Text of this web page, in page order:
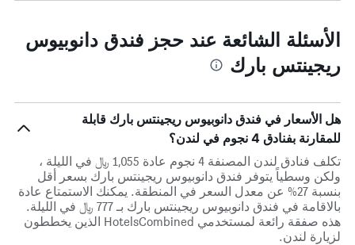
الأسئلة الشائعة عند حجز فندق دانوبيوس
ريجينتس بارك
هل الأسعار في فندق دانوبيوس ريجينتس بارك قابلة
للمقارنة بفنادق 4 نجوم في لندن؟
تكلف فنادق لندن المصنفة 4 نجوم عادة 1,055 ﷼ في الليلة ،
ولكن وسطياً يتوفر فندق دانوبيوس ريجينتس بارك بسعر أقل
بنسبة 27% عن معدل السعر في المنطقة. يمكنك الاستمتاع عادة
بالاقامة في فندق دانوبيوس ريجينتس بارك بـ 777 ﷼ في الليلة.
هذه صفقة رائعة لمستخدمي HotelsCombined الذين يخططون
لزيارة لندن.